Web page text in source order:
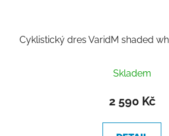
Cyklistický dres VaridM shaded
Skladem
2 590 Kč